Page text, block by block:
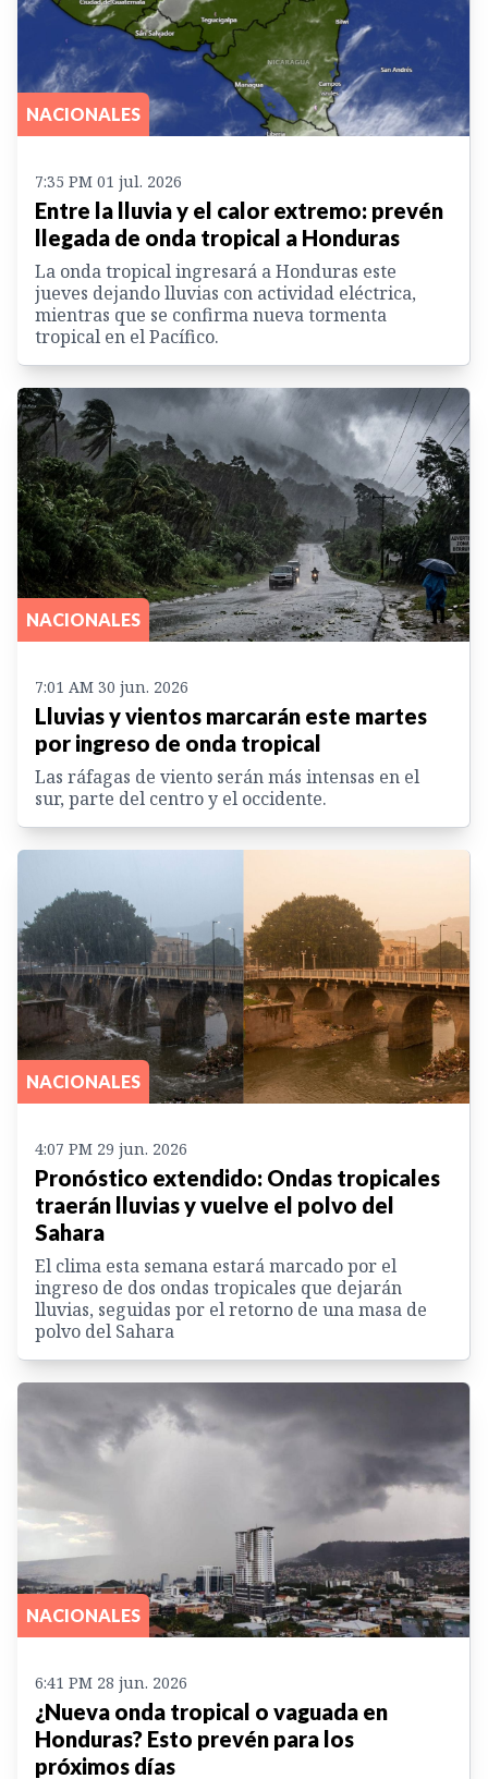
NACIONALES
7:35 PM 01 jul. 2026
Entre la lluvia y el calor extremo: prevén
llegada de onda tropical a Honduras
La onda tropical ingresará a Honduras este
jueves dejando lluvias con actividad eléctrica,
mientras que se confirma nueva tormenta
tropical en el Pacífico.
NACIONALES
7:01 AM 30 jun. 2026
Lluvias y vientos marcarán este martes
por ingreso de onda tropical
Las ráfagas de viento serán más intensas en el
sur, parte del centro y el occidente.
NACIONALES
4:07 PM 29 jun. 2026
Pronóstico extendido: Ondas tropicales
traerán lluvias y vuelve el polvo del
Sahara
El clima esta semana estará marcado por el
ingreso de dos ondas tropicales que dejarán
lluvias, seguidas por el retorno de una masa de
polvo del Sahara
NACIONALES
6:41 PM 28 jun. 2026
¿Nueva onda tropical o vaguada en
Honduras? Esto prevén para los
próximos días